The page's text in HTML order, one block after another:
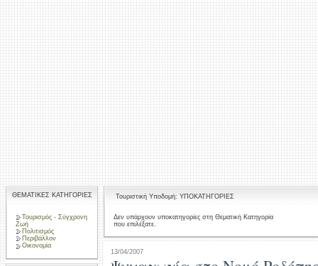
ΘΕΜΑΤΙΚΕΣ ΚΑΤΗΓΟΡΙΕΣ
Τουρισμός - Σύγχρονη
Ζωή
Πολιτισμός
Περιβάλλον
Οικονομία
Τουριστική Υποδομή: ΥΠΟΚΑΤΗΓΟΡΙΕΣ
Δεν υπάρχουν υποκατηγορίες στη Θεματική Κατηγορία
που επιλέξατε.
13/04/2007